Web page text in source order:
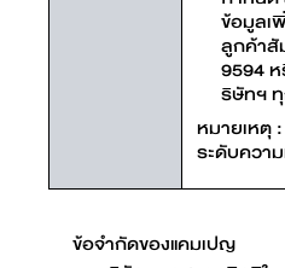
ข้อมูลเ
ลูกค้า
9594
ริษัทฯ
หมายเหตุ
ระดับควา
ข้อจำกัดของแคมเปญ